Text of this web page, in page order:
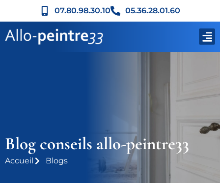
07.80.98.30.10 05.36.28.01.60
Blog conseils allo-peintre33
Accueil Blogs